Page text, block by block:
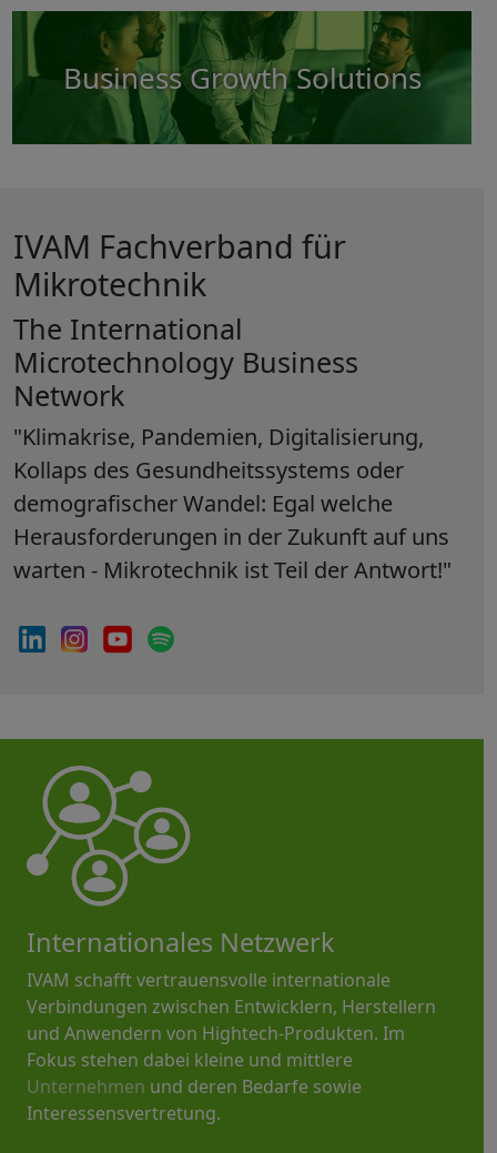
Business Growth Solutions
IVAM Fachverband für
Mikrotechnik
The International
Microtechnology Business
Network
"Klimakrise, Pandemien, Digitalisierung,
Kollaps des Gesundheitssystems oder
demografischer Wandel: Egal welche
Herausforderungen in der Zukunft auf uns
warten - Mikrotechnik ist Teil der Antwort!"
Internationales Netzwerk
IVAM schafft vertrauensvolle internationale
Verbindungen zwischen Entwicklern, Herstellern
und Anwendern von Hightech-Produkten. Im
Fokus stehen dabei kleine und mittlere
Unternehmen und deren Bedarfe sowie
Interessensvertretung.